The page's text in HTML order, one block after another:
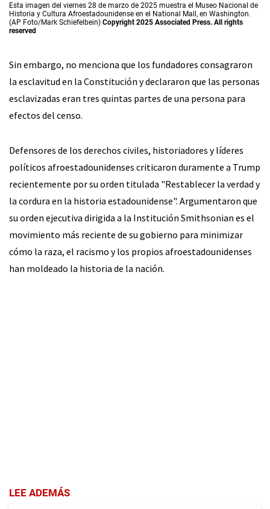
Esta imagen del viernes 28 de marzo de 2025 muestra el Museo Nacional de
Historia y Cultura Afroestadounidense en el National Mall, en Washington.
(AP Foto/Mark Schiefelbein) Copyright 2025 Associated Press. All rights
reserved
Sin embargo, no menciona que los fundadores consagraron
la esclavitud en la Constitución y declararon que las personas
esclavizadas eran tres quintas partes de una persona para
efectos del censo.
Defensores de los derechos civiles, historiadores y líderes
políticos afroestadounidenses criticaron duramente a Trump
recientemente por su orden titulada "Restablecer la verdad y
la cordura en la historia estadounidense". Argumentaron que
su orden ejecutiva dirigida a la Institución Smithsonian es el
movimiento más reciente de su gobierno para minimizar
cómo la raza, el racismo y los propios afroestadounidenses
han moldeado la historia de la nación.
LEE ADEMÁS